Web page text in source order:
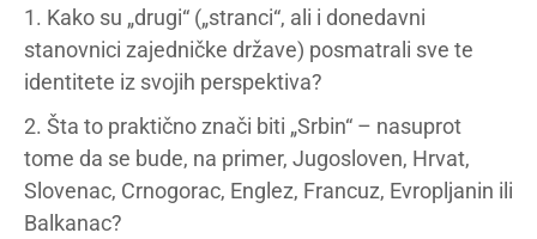
1. Kako su „drugi“ („stranci“, ali i donedavni
stanovnici zajedničke države) posmatrali sve te
identitete iz svojih perspektiva?
2. Šta to praktično znači biti „Srbin“ – nasuprot
tome da se bude, na primer, Jugosloven, Hrvat,
Slovenac, Crnogorac, Englez, Francuz, Evropljanin ili
Balkanac?